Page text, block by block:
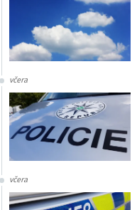
včera
včera